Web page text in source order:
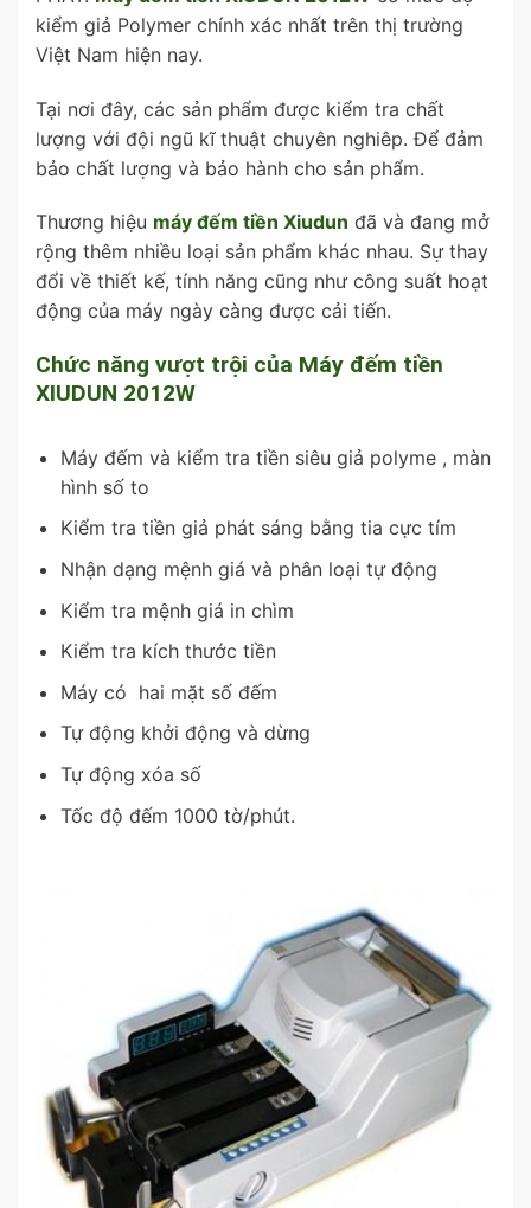
kiểm giả Polymer chính xác nhất trên thị trường
Việt Nam hiện nay.
Tại nơi đây, các sản phẩm được kiểm tra chất
lượng với đội ngũ kĩ thuật chuyên nghiêp. Để đảm
bảo chất lượng và bảo hành cho sản phẩm.
Thương hiệu máy đếm tiền Xiudun đã và đang mở
rộng thêm nhiều loại sản phẩm khác nhau. Sự thay
đổi về thiết kế, tính năng cũng như công suất hoạt
động của máy ngày càng được cải tiến.
Chức năng vượt trội của Máy đếm tiền
XIUDUN 2012W
Máy đếm và kiểm tra tiền siêu giả polyme , màn
hình số to
Kiểm tra tiền giả phát sáng bằng tia cực tím
Nhận dạng mệnh giá và phân loại tự động
Kiểm tra mệnh giá in chìm
Kiểm tra kích thước tiền
Máy có hai mặt số đếm
Tự động khởi động và dừng
Tự động xóa số
Tốc độ đếm 1000 tờ/phút.